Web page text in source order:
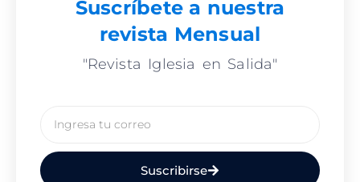
Suscríbete a nuestra
revista Mensual
"Revista Iglesia en Salida"
Suscribirse